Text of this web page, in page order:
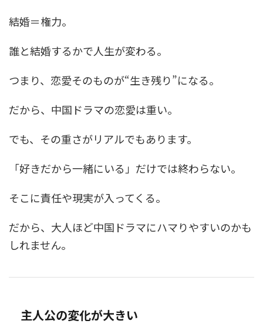
結婚＝権力。
誰と結婚するかで人生が変わる。
つまり、恋愛そのものが“生き残り”になる。
だから、中国ドラマの恋愛は重い。
でも、その重さがリアルでもあります。
「好きだから一緒にいる」だけでは終わらない。
そこに責任や現実が入ってくる。
だから、大人ほど中国ドラマにハマりやすいのかも
しれません。
主人公の変化が大きい